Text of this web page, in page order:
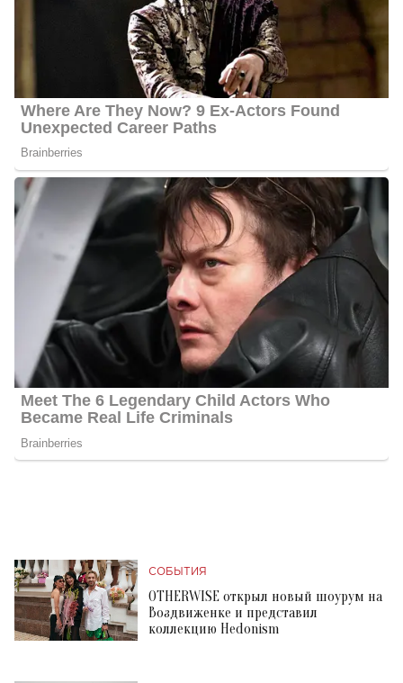
СОБЫТИЯ
OTHERWISE открыл новый шоурум на
Воздвиженке и представил
коллекцию Hedonism